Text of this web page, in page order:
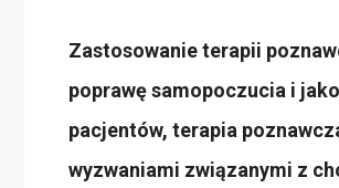
Zastosowanie terapii
poprawę samopoczucia i
pacjentów, terapia
wyzwaniami związanymi z